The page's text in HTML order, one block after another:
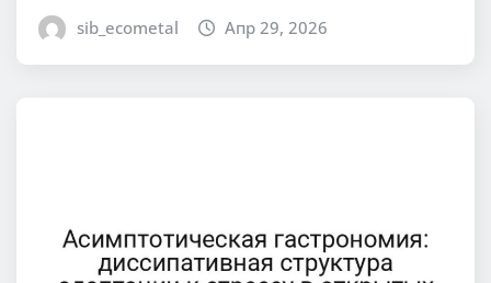
sib_ecometal Апр 29, 2026